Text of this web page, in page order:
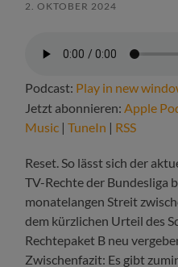
2. OKTOBER 2024
Podcast: Play in new
Jetzt abonnieren:Apple
Music |TuneIn | RSS
Reset. So lässt sich der
TV-Rechte der Bundesliga
monatelangen Streit
dem kürzlichen Urteil des
Rechtepaket B neu
Zwischenfazit: Es gibt